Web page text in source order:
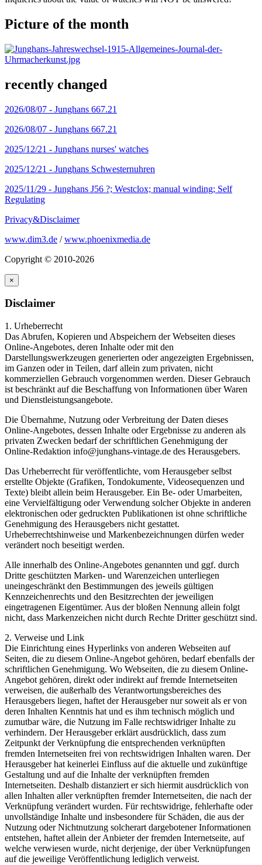
Picture of the month
recently changed
2026/08/07 - Junghans 667.21
2026/08/07 - Junghans 667.21
2025/12/21 - Junghans nurses' watches
2025/12/21 - Junghans Schwesternuhren
2025/11/29 - Junghans J56 ?; Westclox; manual winding; Self
Regulating
Privacy&Disclaimer
www.dim3.de /www.phoenixmedia.de
Copyright © 2010-2026
×
Disclaimer
1. Urheberrecht
Das Abrufen, Kopieren und Abspeichern der Webseiten dieses
Online-Angebotes, deren Inhalte oder mit den
Darstellungswerkzeugen generierten oder angezeigten Ergebnissen,
im Ganzen oder in Teilen, darf allein zum privaten, nicht
kommerziellen Gebrauch vorgenommen werden. Dieser Gebrauch
ist beschränkt auf die Beschaffung von Informationen über Waren
und Dienstleistungsangebote.
Die Übernahme, Nutzung oder Verbreitung der Daten dieses
Online-Angebotes, dessen Inhalte oder Ergebnisse zu anderen als
privaten Zwecken bedarf der schriftlichen Genehmigung der
Online-Redaktion info@junghans-vintage.de des Herausgebers.
Das Urheberrecht für veröffentlichte, vom Herausgeber selbst
erstellte Objekte (Grafiken, Tondokumente, Videosequenzen und
Texte) bleibt allein beim Herausgeber. Ein Be- oder Umarbeiten,
eine Vervielfältigung oder Verwendung solcher Objekte in anderen
elektronischen oder gedruckten Publikationen ist ohne schriftliche
Genehmigung des Herausgebers nicht gestattet.
Urheberrechtshinweise und Markenbezeichnungen dürfen weder
verändert noch beseitigt werden.
Alle innerhalb des Online-Angebotes genannten und ggf. durch
Dritte geschützten Marken- und Warenzeichen unterliegen
uneingeschränkt den Bestimmungen des jeweils gültigen
Kennzeichenrechts und den Besitzrechten der jeweiligen
eingetragenen Eigentümer. Aus der bloßen Nennung allein folgt
nicht, dass Markenzeichen nicht durch Rechte Dritter geschützt sind.
2. Verweise und Link
Die Einrichtung eines Hyperlinks von anderen Webseiten auf
Seiten, die zu diesem Online-Angebot gehören, bedarf ebenfalls der
schriftlichen Genehmigung. Wo Webseiten, die zu diesem Online-
Angebot gehören, direkt oder indirekt auf fremde Internetseiten
verweisen, die außerhalb des Verantwortungsbereiches des
Herausgebers liegen, haftet der Herausgeber nur soweit als er von
deren Inhalten Kenntnis hat und es ihm technisch möglich und
zumutbar wäre, die Nutzung im Falle rechtswidriger Inhalte zu
verhindern. Der Herausgeber erklärt ausdrücklich, dass zum
Zeitpunkt der Verknüpfung die entsprechenden verknüpften
fremden Internetseiten frei von rechtswidrigen Inhalten waren. Der
Herausgeber hat keinerlei Einfluss auf die aktuelle und zukünftige
Gestaltung und auf die Inhalte der verknüpften fremden
Internetseiten. Deshalb distanziert er sich hiermit ausdrücklich von
allen Inhalten aller verknüpften fremder Internetseiten, die nach der
Verknüpfung verändert wurden. Für rechtswidrige, fehlerhafte oder
unvollständige Inhalte und insbesondere für Schäden, die aus der
Nutzung oder Nichtnutzung solcherart dargebotener Informationen
entstehen, haftet allein der Anbieter der fremden Internetseite, auf
welche verwiesen wurde, nicht derjenige, der über Verknüpfungen
auf die jeweilige Veröffentlichung lediglich verweist.